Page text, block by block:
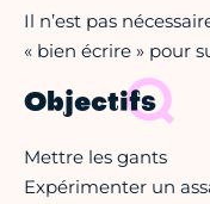
Il n’est pas
« bien écrire » pour
Objectifs
Mettre les gants
Expérimenter un